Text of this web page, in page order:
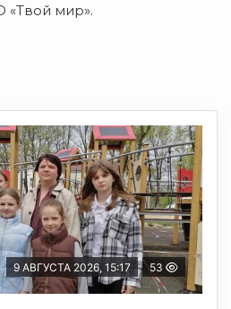
«Твой мир».
9 АВГУСТА 2026, 15:17 53